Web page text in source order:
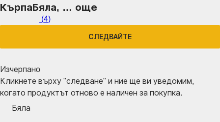
КърпаБяла, … още
(4)
СЛЕДВАЙТЕ
Изчерпанo
Кликнете върху "следване" и ние ще ви уведомим,
когато продуктът отново е наличен за покупка.
Бяла